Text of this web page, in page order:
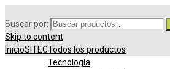
Buscar por:
Skip to content
InicioSITECTodos los productos
Tecnología